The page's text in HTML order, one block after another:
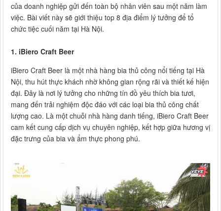
của doanh nghiệp gửi đến toàn bộ nhân viên sau một năm làm
việc. Bài viết này sẽ giới thiệu top 8 địa điểm lý tưởng để tổ
chức tiệc cuối năm tại Hà Nội.
1. iBiero Craft Beer
iBiero Craft Beer là một nhà hàng bia thủ công nổi tiếng tại Hà
Nội, thu hút thực khách nhờ không gian rộng rãi và thiết kế hiện
đại. Đây là nơi lý tưởng cho những tín đồ yêu thích bia tươi,
mang đến trải nghiệm độc đáo với các loại bia thủ công chất
lượng cao. Là một chuỗi nhà hàng danh tiếng, iBiero Craft Beer
cam kết cung cấp dịch vụ chuyên nghiệp, kết hợp giữa hương vị
đặc trưng của bia và ẩm thực phong phú.